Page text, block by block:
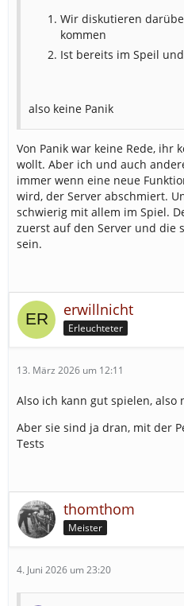
Wir diskutieren
kommen
Ist bereits im Speil
also keine Panik
Von Panik war keine Rede, ihr
wollt. Aber ich und auch
immer wenn eine neue
wird, der Server abschmiert.
schwierig mit allem im Spiel.
zuerst auf den Server und die
sein.
erwillnicht
Erleuchteter
13. März 2026 um 12:11
Also ich kann gut spielen, also
Aber sie sind ja dran, mit der
Tests
thomthom
Meister
4. Juni 2026 um 23:20